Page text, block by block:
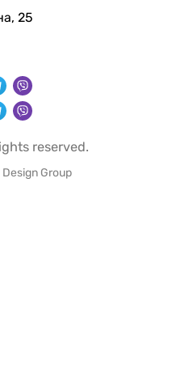
25
reserved.
Design Group